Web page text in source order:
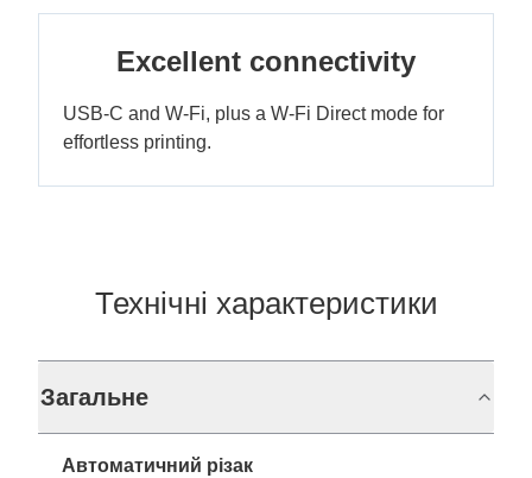
Excellent connectivity
USB-C and W-Fi, plus a W-Fi Direct mode for
effortless printing.
Технічні характеристики
Загальне
Автоматичний різак